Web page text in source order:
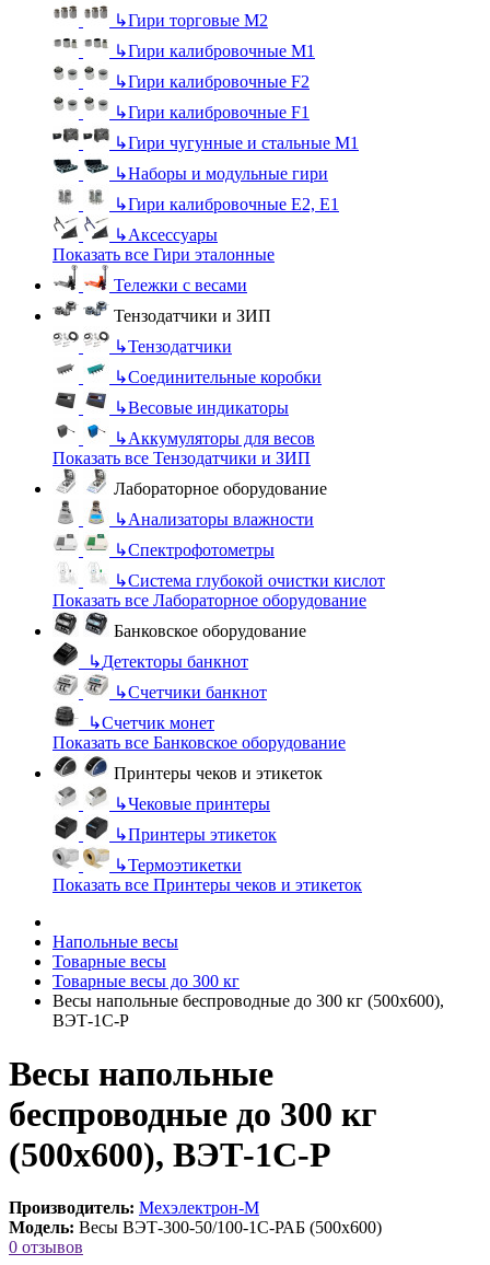
↳Гири торговые М2
↳Гири калибровочные М1
↳Гири калибровочные F2
↳Гири калибровочные F1
↳Гири чугунные и стальные М1
↳Наборы и модульные гири
↳Гири калибровочные E2, Е1
↳Аксессуары
Показать все Гири эталонные
Тележки с весами
Тензодатчики и ЗИП
↳Тензодатчики
↳Соединительные коробки
↳Весовые индикаторы
↳Аккумуляторы для весов
Показать все Тензодатчики и ЗИП
Лабораторное оборудование
↳Анализаторы влажности
↳Спектрофотометры
↳Система глубокой очистки кислот
Показать все Лабораторное оборудование
Банковское оборудование
↳Детекторы банкнот
↳Счетчики банкнот
↳Счетчик монет
Показать все Банковское оборудование
Принтеры чеков и этикеток
↳Чековые принтеры
↳Принтеры этикеток
↳Термоэтикетки
Показать все Принтеры чеков и этикеток
Напольные весы
Товарные весы
Товарные весы до 300 кг
Весы напольные беспроводные до 300 кг (500х600),
ВЭТ-1С-Р
Весы напольные
беспроводные до 300 кг
(500х600), ВЭТ-1С-Р
Производитель: Мехэлектрон-М
Модель: Весы ВЭТ-300-50/100-1С-РАБ (500х600)
0 отзывов